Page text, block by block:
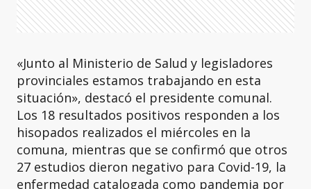
«Junto al Ministerio de Salud y legisladores
provinciales estamos trabajando en esta
situación», destacó el presidente comunal.
Los 18 resultados positivos responden a los
hisopados realizados el miércoles en la
comuna, mientras que se confirmó que otros
27 estudios dieron negativo para Covid-19, la
enfermedad catalogada como pandemia por